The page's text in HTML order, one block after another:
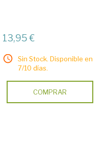
13,95 €
Sin Stock. Disponible en
7/10 días.
COMPRAR